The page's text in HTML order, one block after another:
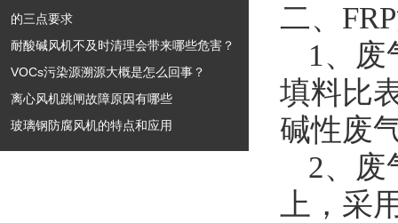
的三点要求
耐酸碱风机不及时清理会带来哪些危害？
VOCs污染源溯源大概是怎么回事？
离心风机跳闸故障原因有哪些
玻璃钢防腐风机的特点和应用
二、 FRP
1、废
填料比
碱性废
2、废
上，采